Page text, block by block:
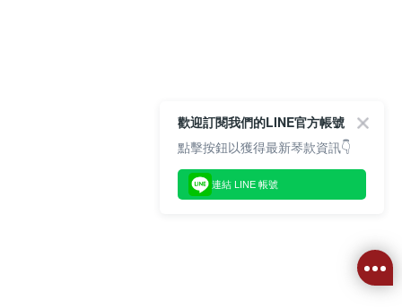
歡迎訂閱我們的LINE官方帳號
點擊按鈕以獲得最新琴款資訊👇
連結 LINE 帳號